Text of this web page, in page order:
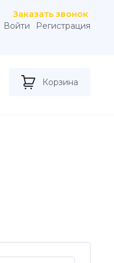
Заказать звонок
Войти
Регистрация
Корзина